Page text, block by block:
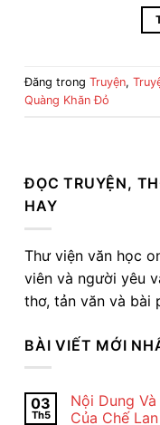
Đăng trong Truyện,
Quàng Khăn Đỏ
ĐỌC TRUYỆN,
HAY
Thư viện văn học
viên và người yêu
thơ, tản văn và bài
BÀI VIẾT MỚI
03
Th5
Nội Dung
Của Chế